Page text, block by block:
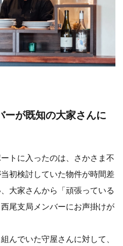
ーが既知の大家さんに
トに入ったのは、さかさま不
初検討していた物件が時間差
大家さんから「頑張っている
尾支局メンバーにお声掛けが
んでいた守屋さんに対して、